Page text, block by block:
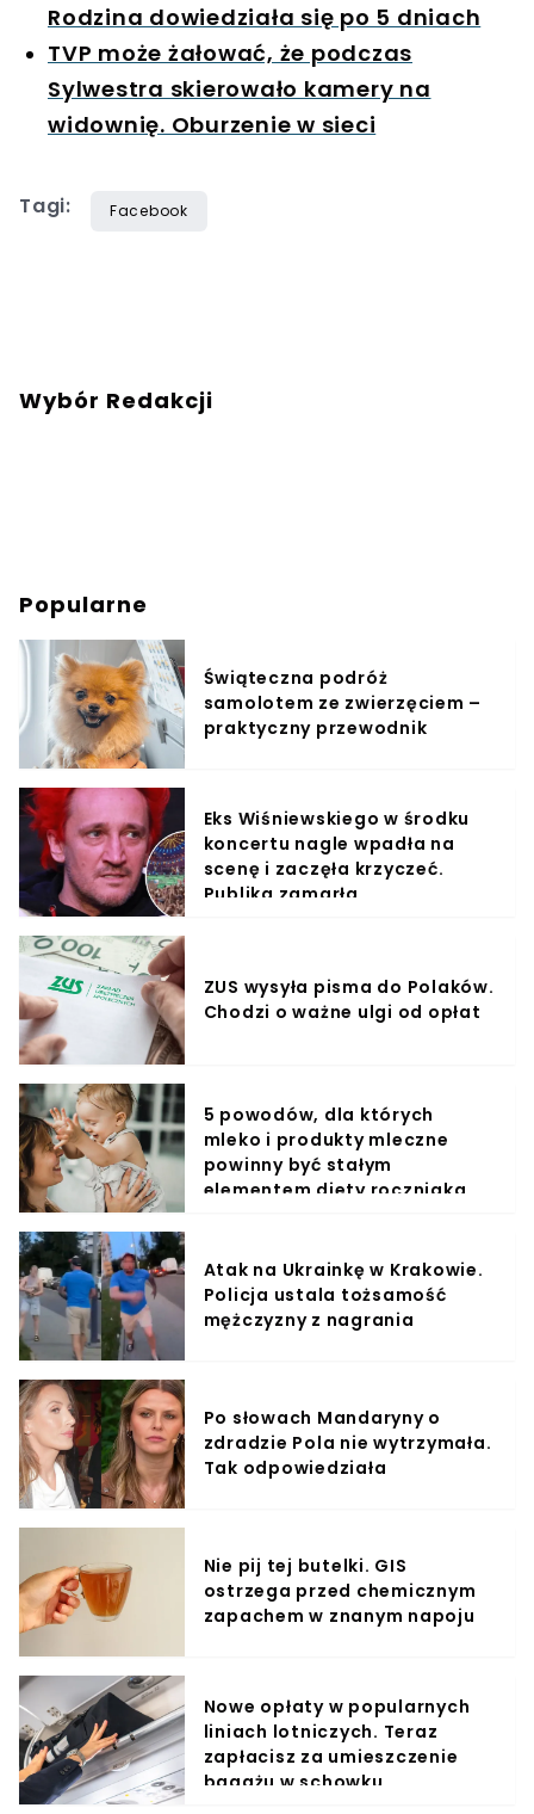
Rodzina dowiedziała się po 5 dniach
TVP może żałować, że podczas
Sylwestra skierowało kamery na
widownię. Oburzenie w sieci
Tagi: Facebook
Wybór Redakcji
Popularne
Świąteczna podróż
samolotem ze zwierzęciem –
praktyczny przewodnik
Eks Wiśniewskiego w środku
koncertu nagle wpadła na
scenę i zaczęła krzyczeć.
Publika zamarła
ZUS wysyła pisma do Polaków.
Chodzi o ważne ulgi od opłat
5 powodów, dla których
mleko i produkty mleczne
powinny być stałym
elementem diety roczniaka
Atak na Ukrainkę w Krakowie.
Policja ustala tożsamość
mężczyzny z nagrania
Po słowach Mandaryny o
zdradzie Pola nie wytrzymała.
Tak odpowiedziała
Nie pij tej butelki. GIS
ostrzega przed chemicznym
zapachem w znanym napoju
Nowe opłaty w popularnych
liniach lotniczych. Teraz
zapłacisz za umieszczenie
bagażu w schowku